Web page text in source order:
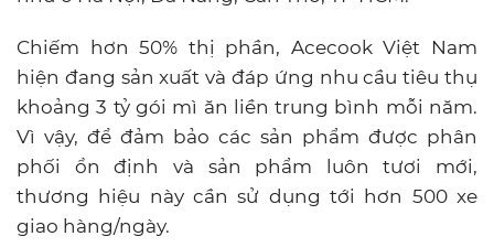
Chiếm hơn 50% thị phần, Acecook Việt Nam
hiện đang sản xuất và đáp ứng nhu cầu tiêu thụ
khoảng 3 tỷ gói mì ăn liền trung bình mỗi năm.
Vì vậy, để đảm bảo các sản phẩm được phân
phối ổn định và sản phẩm luôn tươi mới,
thương hiệu này cần sử dụng tới hơn 500 xe
giao hàng/ngày.